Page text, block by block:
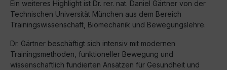
Ein weiteres Highlight ist Dr. rer. nat. Daniel Gärtner von der
Technischen Universität München aus dem Bereich
Trainingswissenschaft, Biomechanik und Bewegungslehre.
Dr. Gärtner beschäftigt sich intensiv mit modernen
Trainingsmethoden, funktioneller Bewegung und
wissenschaftlich fundierten Ansätzen für Gesundheit und